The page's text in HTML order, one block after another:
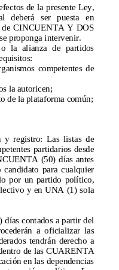
de la presente Ley,
deberá ser puesta
en
CINCUENTA
Y DOS
proponga intervenir.
la alianza de partidos
competentes de
la autoricen;
de la plataforma común;
Las listas de
partidarios desde
(50) días antes
para cualquier
un partido político,
y en UNA (1) sola
días contados a partir del
a oficializar las
tendrán derecho
a
de las CUARENTA
en las dependencias